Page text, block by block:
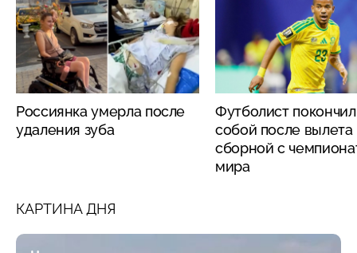
Россиянка умерла после
удаления зуба
Футболист
собой после вылета
сборной с
мира
КАРТИНА ДНЯ